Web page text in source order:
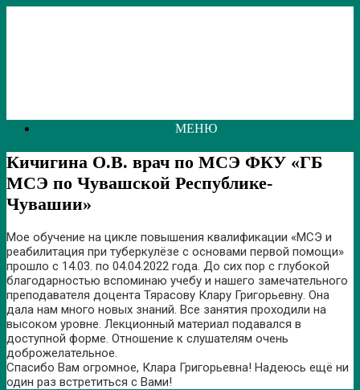
МЕНЮ
Кичигина О.В. врач по МСЭ ФКУ «ГБ
МСЭ по Чувашской Республике-
Чувашии»
Мое обучение на цикле повышения квалификации «МСЭ и
реабилитация при туберкулёзе с основами первой помощи»
прошло с 14.03. по 04.04.2022 года. До сих пор с глубокой
благодарностью вспоминаю учебу и нашего замечательного
преподавателя доцента Тярасову Клару Григорьевну. Она
дала нам много новых знаний. Все занятия проходили на
высоком уровне. Лекционный материал подавался в
доступной форме. Отношение к слушателям очень
доброжелательное.
Спасибо Вам огромное, Клара Григорьевна! Надеюсь ещё ни
один раз встретиться с Вами!